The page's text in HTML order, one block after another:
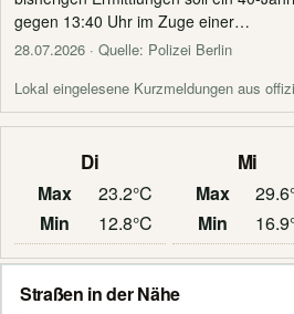
gegen 13:40 Uhr im Zuge einer…
28.07.2026 · Quelle: Polizei Berlin
Lokal eingelesene Kurzmeldungen aus
Di
Max
23.2°C
Min
12.8°C
Mi
Max
Min
Straßen in der Nähe